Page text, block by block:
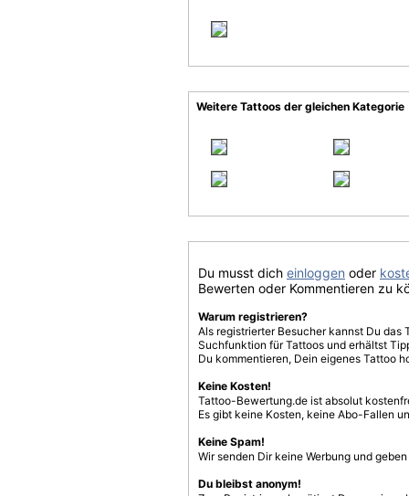
Weitere Tattoos der gleichen Kategorie
Du musst dich einloggen oder
Bewerten oder Kommentieren zu
Warum registrieren?
Als registrierter Besucher kannst Du
Suchfunktion für Tattoos und erhältst
Du kommentieren, Dein eigenes Tattoo
Keine Kosten!
Tattoo-Bewertung.de ist absolut
Es gibt keine Kosten, keine Abo-Fallen
Keine Spam!
Wir senden Dir keine Werbung und
Du bleibst anonym!